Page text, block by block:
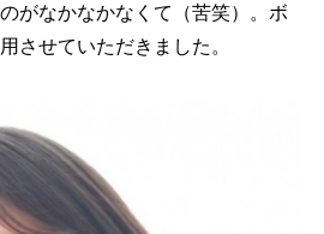
がなかなかなくて（苦笑）。ボ
させていただきました。